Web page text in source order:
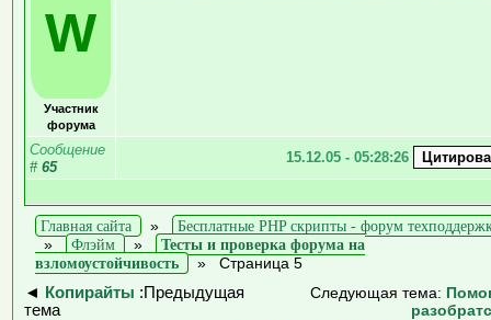
W
Участник
форума
Сообщение
# 65
15.12.05 - 05:28:26
Главная сайта »
Бесплатные PHP скрипты - форум
»
Флэйм »
Тесты и проверка форума на
взломоустойчивость
» Страница 5
◄
Копирайты :Предыдущая
тема
Следующая тема: